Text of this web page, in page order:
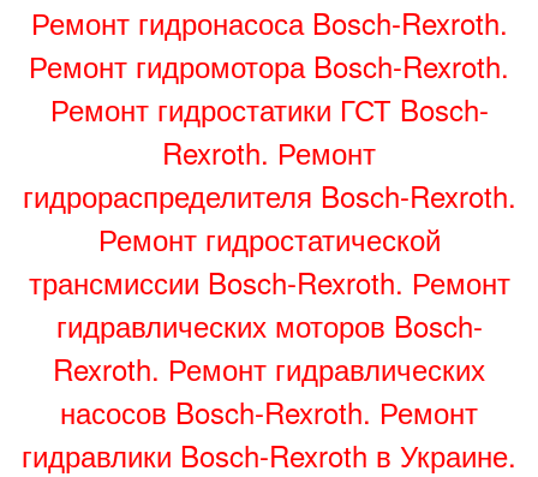
Ремонт гидронасоса Bosch-Rexroth.
Ремонт гидромотора Bosch-Rexroth.
Ремонт гидростатики ГСТ Bosch-
Rexroth. Ремонт
гидрораспределителя Bosch-Rexroth.
Ремонт гидростатической
трансмиссии Bosch-Rexroth. Ремонт
гидравлических моторов Bosch-
Rexroth. Ремонт гидравлических
насосов Bosch-Rexroth. Ремонт
гидравлики Bosch-Rexroth в Украине.